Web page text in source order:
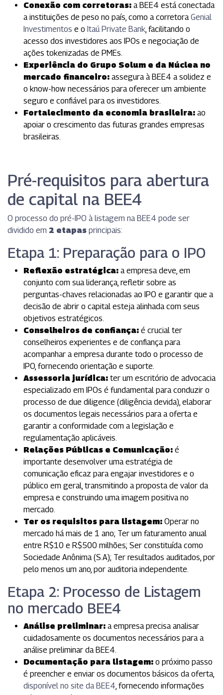
Conexão com corretoras: a BEE4 está conectada
a instituições de peso no país, como a corretoraGenial
Investimentos e o Itaú Private Bank, facilitando o
acesso dos investidores aos IPOs e negociação de
ações tokenizadas de PMEs.
Experiência do Grupo Solum e da Núclea no
mercado financeiro: assegura à BEE4 a solidez e
o know-how necessários para oferecer um ambiente
seguro e confiável para os investidores.
Fortalecimento da economia brasileira: ao
apoiar o crescimento das futuras grandes empresas
brasileiras.
Pré-requisitos para abertura
de capital na BEE4
O processo do pré-IPO à listagem na BEE4 pode ser
dividido em 2 etapas principais:
Etapa 1: Preparação para o IPO
Reflexão estratégica: a empresa deve, em
conjunto com sua liderança, refletir sobre as
perguntas-chaves relacionadas ao IPO e garantir que a
decisão de abrir o capital esteja alinhada com seus
objetivos estratégicos.
Conselheiros de confiança: é crucial ter
conselheiros experientes e de confiança para
acompanhar a empresa durante todo o processo de
IPO, fornecendo orientação e suporte.
Assessoria jurídica: ter um escritório de advocacia
especializado em IPOs é fundamental para conduzir o
processo de due diligence (diligência devida), elaborar
os documentos legais necessários para a oferta e
garantir a conformidade com a legislação e
regulamentação aplicáveis.
Relações Públicas e Comunicação: é
importante desenvolver uma estratégia de
comunicação eficaz para engajar investidores e o
público em geral, transmitindo a proposta de valor da
empresa e construindo uma imagem positiva no
mercado.
Ter os requisitos para listagem: Operar no
mercado há mais de 1 ano; Ter um faturamento anual
entre R$10 e R$500 milhões; Ser constituída como
Sociedade Anônima (S.A); Ter resultados auditados, por
pelo menos um ano, por auditoria independente.
Etapa 2: Processo de Listagem
no mercado BEE4
Análise preliminar: a empresa precisa analisar
cuidadosamente os documentos necessários para a
análise preliminar da BEE4.
Documentação para listagem: o próximo passo
é preencher e enviar os documentos básicos da oferta,
disponível no site da BEE4, fornecendo informações